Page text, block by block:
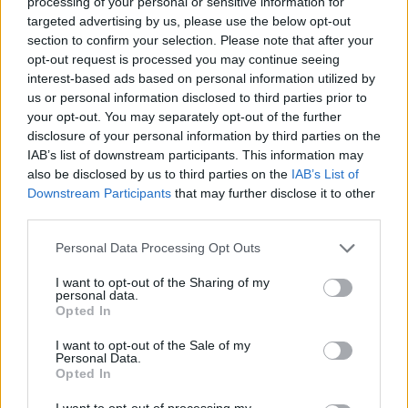
targeted advertising by us, please use the below opt-out
section to confirm your selection. Please note that after your
opt-out request is processed you may continue seeing
interest-based ads based on personal information utilized by
us or personal information disclosed to third parties prior to
your opt-out. You may separately opt-out of the further
disclosure of your personal information by third parties on the
IAB’s list of downstream participants. This information may
also be disclosed by us to third parties on the IAB’s List of
Downstream Participants that may further disclose it to other
Personal Data Processing Opt Outs
I want to opt-out of the Sharing of my
personal data.
Opted In
I want to opt-out of the Sale of my
Personal Data.
Opted In
ΔΕΙΤΕ ΕΠΙΣΗΣ
ΣΤΗΝ ΙΔΙΑ ΚΑΤΗΓΟΡΙΑ
Ατύχημα για τον Ιβάν Σβιτάιλο
στην Κέρκυρα: «Θα σηκωθώ πιο
δυνατός»
ΧΤΕΣ
στο Instagram μια φωτογραφία από
θάρρους
Φοβερή ιστορία στον ΟΦΗ:
Ένας κάτοχος εισιτηρίου
ΧΤΕΣ